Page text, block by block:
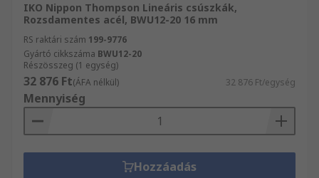
IKO Nippon Thompson Lineáris csúszkák,
Rozsdamentes acél, BWU12-20 16 mm
RS raktári szám 199-9776
Gyártó cikkszáma BWU12-20
Részösszeg (1 egység)
32 876 Ft(ÁFA nélkül) 32 876 Ft/egység
Mennyiség
Hozzáadás